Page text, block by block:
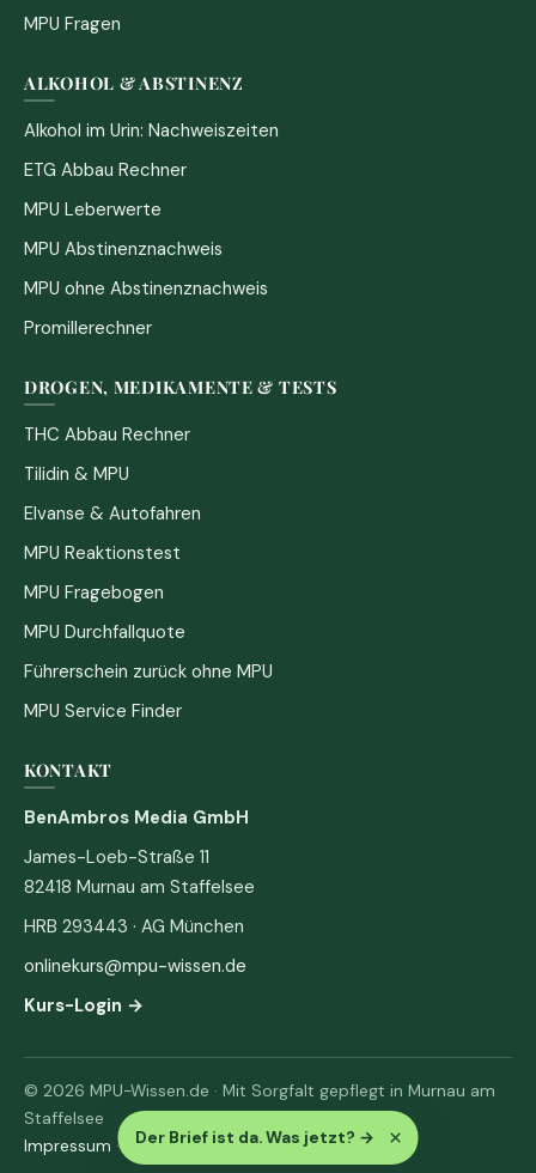
Der Brief ist da. Was jetzt? → ×
MPU Fragen
ALKOHOL & ABSTINENZ
Alkohol im Urin: Nachweiszeiten
ETG Abbau Rechner
MPU Leberwerte
MPU Abstinenznachweis
MPU ohne Abstinenznachweis
Promillerechner
DROGEN, MEDIKAMENTE & TESTS
THC Abbau Rechner
Tilidin & MPU
Elvanse & Autofahren
MPU Reaktionstest
MPU Fragebogen
MPU Durchfallquote
Führerschein zurück ohne MPU
MPU Service Finder
KONTAKT
BenAmbros Media GmbH
James-Loeb-Straße 11
82418 Murnau am Staffelsee
HRB 293443 · AG München
onlinekurs@mpu-wissen.de
Kurs-Login →
© 2026 MPU-Wissen.de · Mit Sorgfalt gepflegt in Murnau am
Staffelsee
Impressum · Datenschutz & AGB